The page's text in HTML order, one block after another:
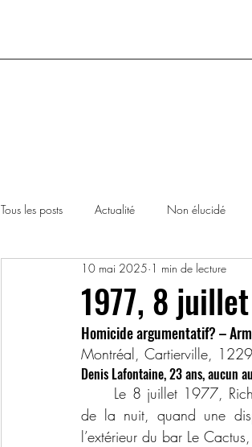
Tous les posts Actualité Non élucidé
1920-1929 1930-1939 1940-
1990-1999 2000-2009
1977, 8
10 mai 2025 1 min de lecture
Homicide argumentatif? –
Montréal, Cartierville,
Denis Lafontaine, 23 ans, aucun
de la nuit, quand une
l’extérieur du bar Le